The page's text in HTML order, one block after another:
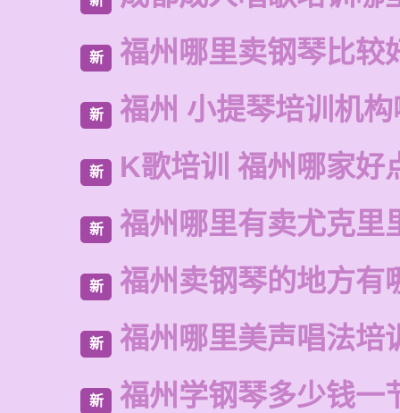
新 福州哪里卖钢琴比较
新 福州 小提琴培训机
新 K歌培训 福州哪家好
新 福州哪里有卖尤克里
新 福州卖钢琴的地方有
新 福州哪里美声唱法培
新 福州学钢琴多少钱一